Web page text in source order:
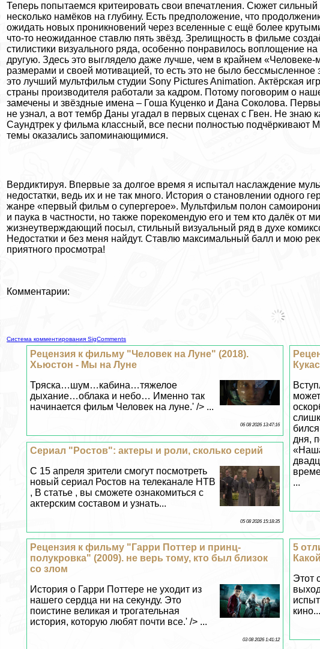
Теперь попытаемся критеировать свои впечатления. Сюжет
несколько намёков на глубину. Есть предположение, что
ожидать новых проникновений через вселенные с ещё более
что-то неожиданное ставлю пять звёзд. Зрелищность в фильме
стилистики визуального ряда, особенно понравилось воплощение
другую. Здесь это выглядело даже лучше, чем в крайнем
размерами и своей мотивацией, то есть это не было бессмысленное
это лучший мультфильм студии Sony Pictures Animation. Актёрская
страны производителя работали за кадром. Потому поговорим о
замечены и звёздные имена – Гоша Куценко и Дана Соколова.
не узнал, а вот тембр Даны угадал в первых сценах с Гвен. Не знаю
Саундтрек у фильма классный, все песни полностью подчёркивают
темы оказались запоминающимися.
Вердиктируя. Впервые за долгое время я испытал наслаждение
недостатки, ведь их и не так много. История о становлении одного
жанре «первый фильм о супергерое». Мультфильм полон
и паука в частности, но также порекомендую его и тем кто далёк от
жизнеутверждающий посыл, стильный визуальный ряд в духе
Недостатки и без меня найдут. Ставлю максимальный балл и мою
приятного просмотра!
Комментарии:
дня,
...
Тряска…шум…кабина…тяжелое
дыхание…облака и небо… Именно так
начинается фильм Человек на луне.' /> ...
06 08 2026 13:47:16
Сериал "Ростов": актеры и роли, сколько серий
новый сериал Ростов на телеканале НТВ
, В статье , вы сможете ознакомиться с
актерским составом и узнать...
05 08 2026 15:18:35
5
Этот
кино....
Рецензия к фильму "Гарри Поттер и принц-
полукровка" (2009). не верь тому, кто был близок
со злом
История о Гарри Поттере не уходит из
нашего сердца ни на секунду. Это
поистине великая и трогательная
история, которую любят почти все.' /> ...
03 08 2026 1:41:12
Рецензия к фильму "Резиновое лицо" (1983).